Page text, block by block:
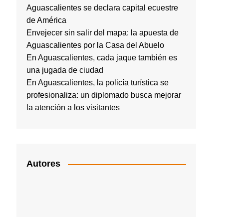
Aguascalientes se declara capital ecuestre
de América
Envejecer sin salir del mapa: la apuesta de
Aguascalientes por la Casa del Abuelo
En Aguascalientes, cada jaque también es
una jugada de ciudad
En Aguascalientes, la policía turística se
profesionaliza: un diplomado busca mejorar
la atención a los visitantes
Autores